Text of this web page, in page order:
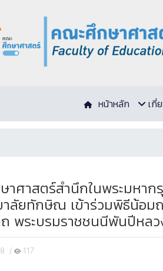
หน้าหลัก เกี่
าศาสตร์สำนึกในพระมหา
ลัยทักษิณ เข้าร่วมพิธีน้อม
พระบรมราชชนนีพันปีหลว
/ 117